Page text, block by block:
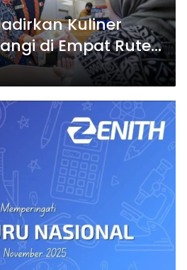
Kuliner
di Empat Rute